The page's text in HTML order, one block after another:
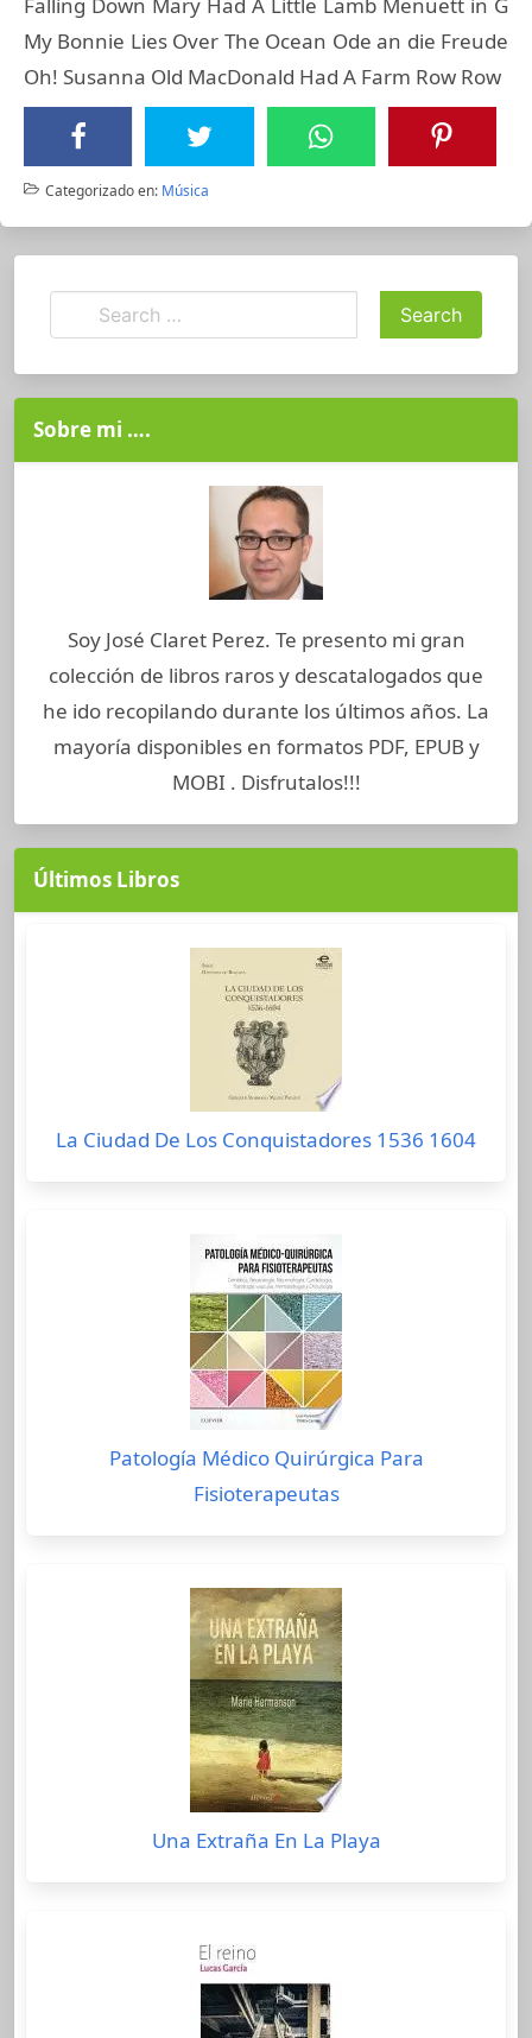
My Bonnie Lies Over The Ocean Ode an die Freude
Oh! Susanna Old MacDonald Had A Farm Row Row
Categorizado en: Música
Sobre mi ….
Soy José Claret Perez. Te presento mi gran
colección de libros raros y descatalogados que
he ido recopilando durante los últimos años. La
mayoría disponibles en formatos PDF, EPUB y
MOBI . Disfrutalos!!!
Últimos Libros
La Ciudad De Los Conquistadores 1536 1604
Patología Médico Quirúrgica Para
Fisioterapeutas
Una Extraña En La Playa